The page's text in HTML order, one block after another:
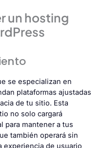
un hosting
se especializan en
plataformas ajustadas
de tu sitio. Esta
no solo cargará
para mantener a tus
también operará sin
experiencia de usuario